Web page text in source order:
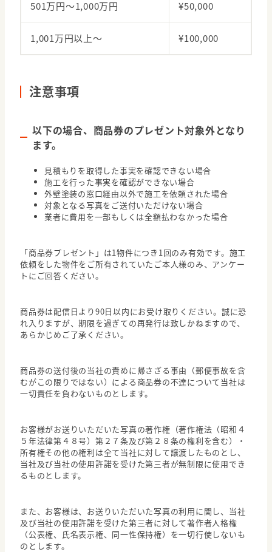
501万円〜1,000万円 ¥50,000
1,001万円以上〜 ¥100,000
注意事項
以下の場合、商品券のプレゼント対象外となり
ます。
見積もりを取得した事実を確認できない場合
施工を行った事実を確認ができない場合
外壁塗装の窓口経由以外で施工を依頼された場合
対象となる写真をご送付いただけない場合
業者に費用を一部もしくは全額払わなかった場合
「商品券プレゼント」は1物件につき1回のみ有効です。施工
依頼をした物件をご所有されていたご本人様のみ、アンケー
トにご回答ください。
商品券は配信日より90日以内にお受け取りください。誠に恐
れ入りますが、期限を過ぎての再発行は致しかねますので、
あらかじめご了承ください。
商品券の送付後の当社の責めに帰さざる事由（郵便事故を含
むがこの限りではない）による商品券の不達について当社は
一切責任を負わないものとします。
お客様がお送りいただいた写真の著作権（著作権法（昭和４
５年法律第４８号）第２７条及び第２８条の権利を含む）・
所有権その他の権利は全て当社に対して譲渡したものとし、
当社及び当社の使用許諾を受けた第三者が無制限に使用でき
るものとします。
また、お客様は、お送りいただいた写真の利用に関し、当社
及び当社の使用許諾を受けた第三者に対して著作者人格権
（公表権、氏名表示権、同一性保持権）を一切行使しないも
のとします。